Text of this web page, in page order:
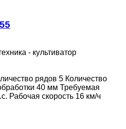
- культиватор
рядов 5 Количество
40 мм Требуемая
Рабочая скорость 16 км/ч